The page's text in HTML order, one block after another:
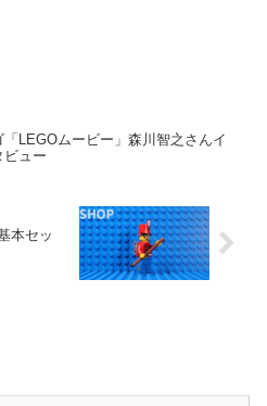
「LEGOムービー」森川智之さんイ
ビュー
本セッ